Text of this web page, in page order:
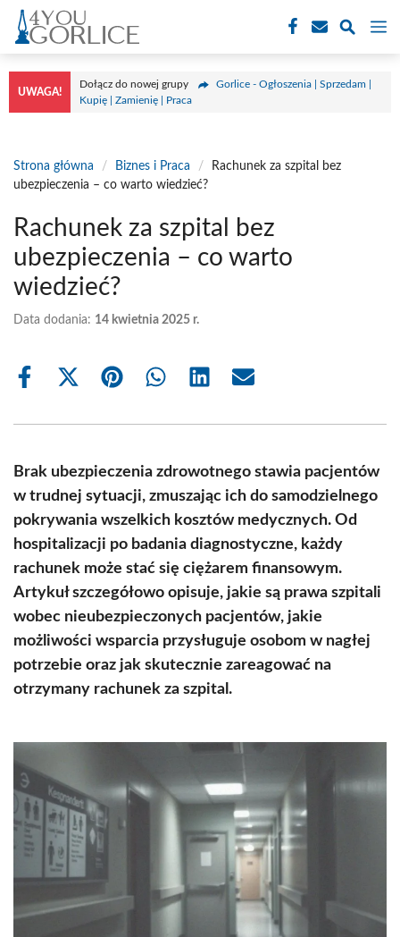
Przejdź
treści
UWAGA!
Dołącz do nowej grupy
Gorlice - Ogłoszenia | Sprzedam |
Kupię | Zamienię | Praca
Strona główna / Biznes i Praca /
Rachunek za szpital bez
ubezpieczenia – co warto wiedzieć?
Rachunek za szpital bez
ubezpieczenia – co warto
wiedzieć?
Data dodania: 14 kwietnia 2025 r.
Share
Share
(Twitter)
Share Share Share Share
Brak ubezpieczenia zdrowotnego stawia pacjentów
w trudnej sytuacji, zmuszając ich do samodzielnego
pokrywania wszelkich kosztów medycznych. Od
hospitalizacji po badania diagnostyczne, każdy
rachunek może stać się ciężarem finansowym.
Artykuł szczegółowo opisuje, jakie są prawa szpitali
wobec nieubezpieczonych pacjentów, jakie
możliwości wsparcia przysługuje osobom w nagłej
potrzebie oraz jak skutecznie zareagować na
otrzymany rachunek za szpital.